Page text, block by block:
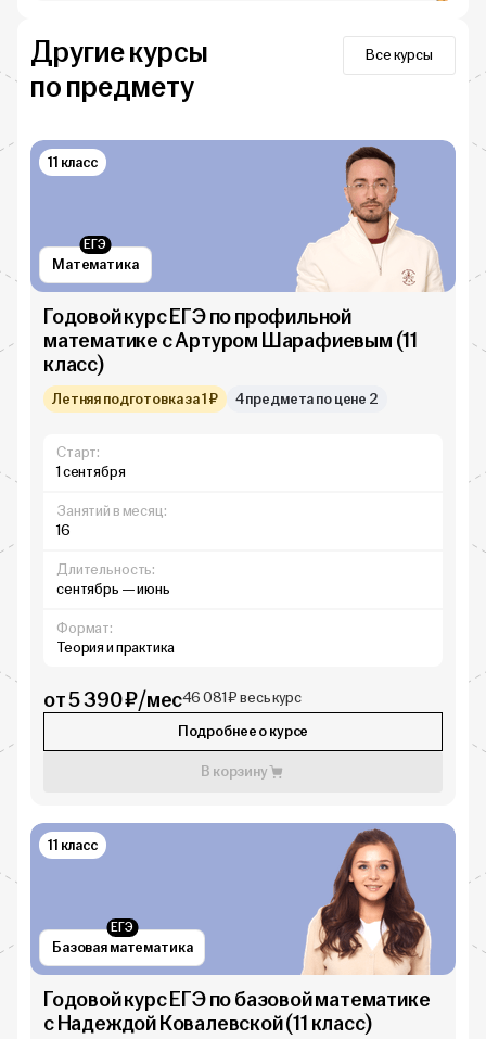
Другие курсы
по предмету
Все курсы
Математика
ЕГЭ
11 класс
Годовой курс ЕГЭ по профильной
математике с Артуром Шарафиевым (11
класс)
Летняя подготовка за 1 ₽ 4 предмета по цене 2
Старт:
1 сентября
Занятий в месяц:
16
Длительность:
сентябрь — июнь
Формат:
Теория и практика
от 5 390 ₽/мес46 081 ₽ весь курс
Подробнее о курсе
В корзину
Базовая математика
ЕГЭ
11 класс
Годовой курс ЕГЭ по базовой математике
с Надеждой Ковалевской (11 класс)